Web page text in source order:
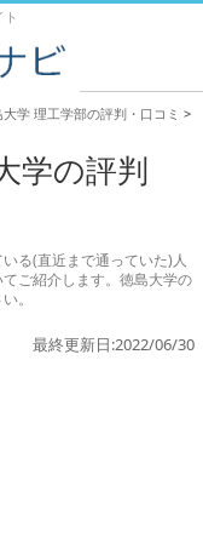
大学 理工学部の評判・口コミ >
学の評判
る(直近まで通っていた)人
ご紹介します。徳島大学の
。
最終更新日:2022/06/30